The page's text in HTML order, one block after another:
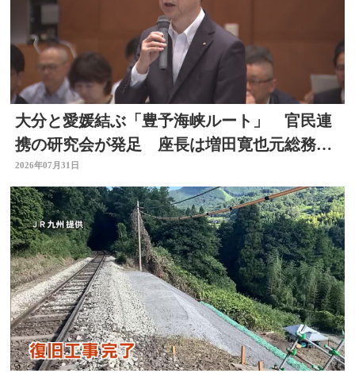
大分と愛媛結ぶ「豊予海峡ルート」 官民連
携の研究会が発足 座長は増田寛也元総務大
臣 大分
2026年07月31日